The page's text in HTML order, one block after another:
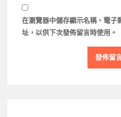
在瀏覽器中儲存顯示名稱、電子
址，以供下次發佈留言時使用。